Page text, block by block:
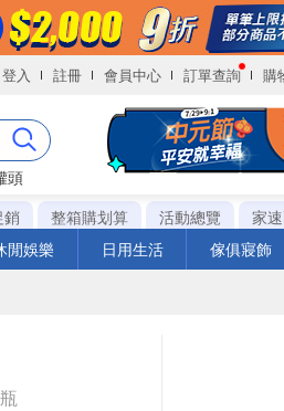
登入 註冊 會員中心 訂單查詢 購
頭
銷
整箱購划算 活動總覽 家
閒娛樂
日用生活 傢俱寢飾